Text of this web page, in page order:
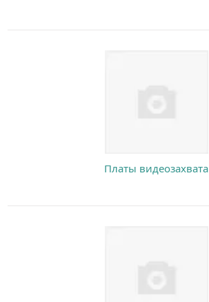
Платы видеозахвата